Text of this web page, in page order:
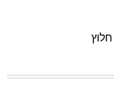
חלוץ